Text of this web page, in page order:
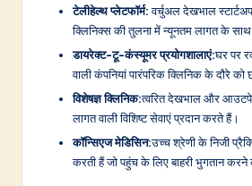
टेलीहेल्थ प्लेटफॉर्म:वर्चुअल देखभाल
क्लिनिक्स की तुलना में न्यूनतम लागत के
डायरेक्ट-टू-कंस्यूमर प्रयोगशालाएं:घर पर
वाली कंपनियां पारंपरिक क्लिनिक के दौरे को
विशेषज्ञ क्लिनिक:त्वरित देखभाल और
लागत वाली विशिष्ट सेवाएं प्रदान करते हैं।
कॉन्सिएज मेडिसिन:उच्च श्रेणी के निजी
करती हैं जो पहुंच के लिए बाहरी भुगतान करने